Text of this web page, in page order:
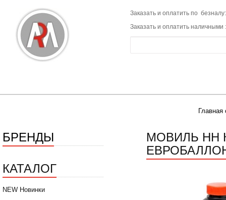
Заказать и оплатить по
Заказать и оплатить наличными
Главная
БРЕНДЫ
КАТАЛОГ
NEW Новинки
МОВИЛЬ НН